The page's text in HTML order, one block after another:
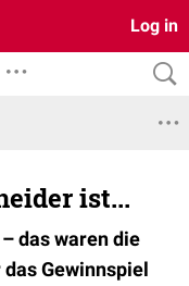
Log in
ist...
das waren die
Gewinnspiel